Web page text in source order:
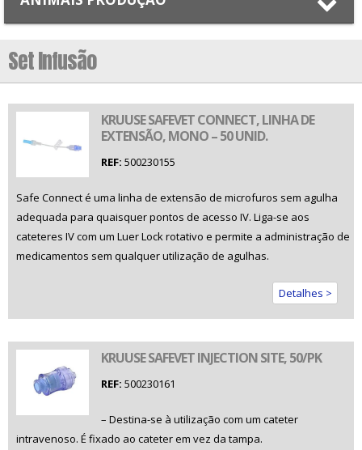
Set Infusão
KRUUSE SAFEVET CONNECT, LINHA DE
EXTENSÃO, MONO – 50 UNID.
REF: 500230155
Safe Connect é uma linha de extensão de microfuros sem agulha
adequada para quaisquer pontos de acesso IV. Liga-se aos
cateteres IV com um Luer Lock rotativo e permite a administração de
medicamentos sem qualquer utilização de agulhas.
Detalhes >
KRUUSE SAFEVET INJECTION SITE, 50/PK
REF: 500230161
– Destina-se à utilização com um cateter
intravenoso. É fixado ao cateter em vez da tampa.